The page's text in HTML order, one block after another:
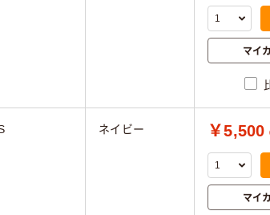
マイ
ネイビー ￥5,500
マイ